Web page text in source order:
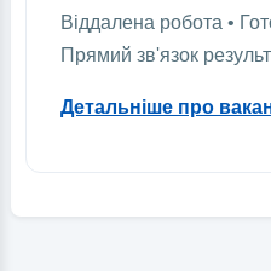
Віддалена робота •
Прямий зв'язок
Детальніше про